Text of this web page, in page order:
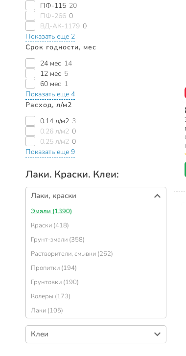
ПФ-115 20
ПФ-266 0
ВД-АК-1179 0
Показать еще 2
Срок годности, мес
24 мес 14
12 мес 5
60 мес 1
Показать еще 4
Расход, л/м2
0.14 л/м2 3
0.26 л/м2 0
0.25 л/м2 0
Показать еще 9
Лаки. Краски. Клеи:
Лаки, краски
Эмали (1390)
Краски (418)
Грунт-эмали (358)
Растворители, смывки (262)
Пропитки (194)
Грунтовки (190)
Колеры (173)
Лаки (105)
Клеи